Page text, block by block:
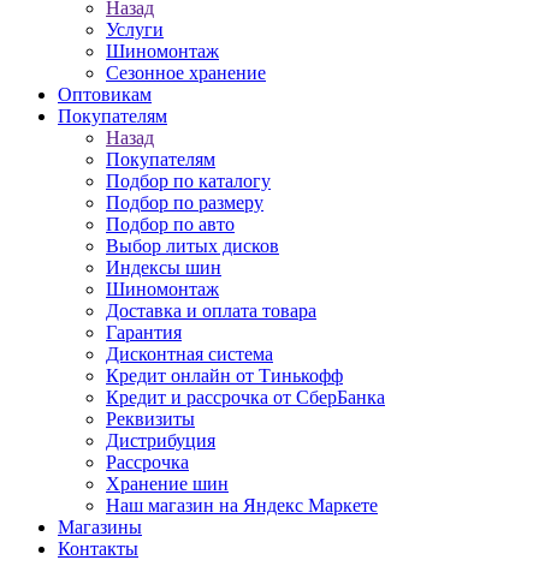
Назад
Услуги
Шиномонтаж
Сезонное хранение
Оптовикам
Покупателям
Назад
Покупателям
Подбор по каталогу
Подбор по размеру
Подбор по авто
Выбор литых дисков
Индексы шин
Шиномонтаж
Доставка и оплата товара
Гарантия
Дисконтная система
Кредит онлайн от Тинькофф
Кредит и рассрочка от СберБанка
Реквизиты
Дистрибуция
Рассрочка
Хранение шин
Наш магазин на Яндекс Маркете
Магазины
Контакты